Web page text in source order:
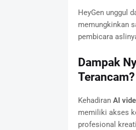
HeyGen unggul
memungkinkan
pembicara
Dampak
Terancam?
Kehadiran AI
memiliki akses
profesional